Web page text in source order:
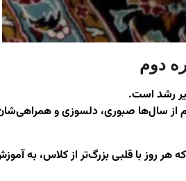
دوم
رشد است.
از سال‌ها صبوری، دلسوزی و
روز با قلبی بزرگ‌تر از کلاس، به